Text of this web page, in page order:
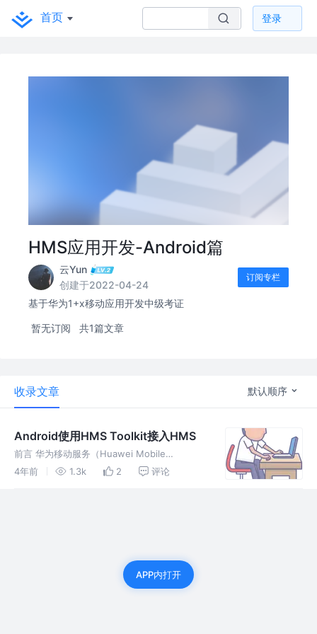
首页 登录
HMS应用开发-Android篇
云Yun
创建于2022-04-24
订阅专栏
基于华为1+x移动应用开发中级考证
暂无订阅 共1篇文章
收录文章 默认顺序
Android使用HMS Toolkit接入HMS
前言 华为移动服务（Huawei Mobile
Services，缩写HMS）是华为云服务开放能力
4年前 1.3k 2 评论
APP内打开